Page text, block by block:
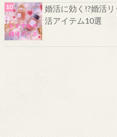
婚活に効く!?婚活
活アイテム10選